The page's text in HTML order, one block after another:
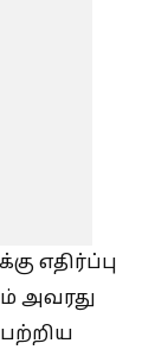
எதிர்ப்பு
அவரது